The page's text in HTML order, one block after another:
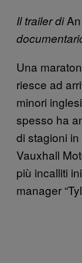
Il trailer diAn
Una
riesce ad
minori
spesso ha
di stagioni
Vauxhall
più incalliti
manager